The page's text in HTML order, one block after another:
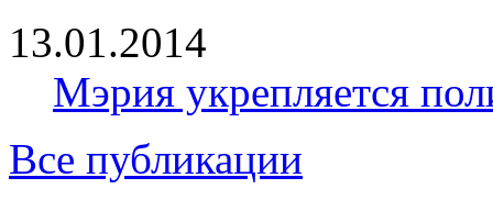
13.01.2014
Мэрия укрепляется
Все публикации